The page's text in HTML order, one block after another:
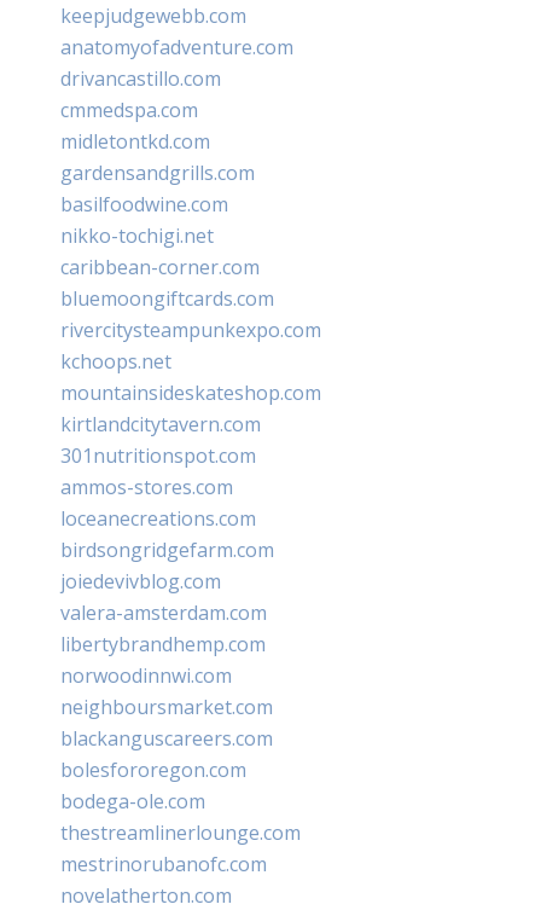
keepjudgewebb.com
anatomyofadventure.com
drivancastillo.com
cmmedspa.com
midletontkd.com
gardensandgrills.com
basilfoodwine.com
nikko-tochigi.net
caribbean-corner.com
bluemoongiftcards.com
rivercitysteampunkexpo.com
kchoops.net
mountainsideskateshop.com
kirtlandcitytavern.com
301nutritionspot.com
ammos-stores.com
loceanecreations.com
birdsongridgefarm.com
joiedevivblog.com
valera-amsterdam.com
libertybrandhemp.com
norwoodinnwi.com
neighboursmarket.com
blackanguscareers.com
bolesfororegon.com
bodega-ole.com
thestreamlinerlounge.com
mestrinorubanofc.com
novelatherton.com